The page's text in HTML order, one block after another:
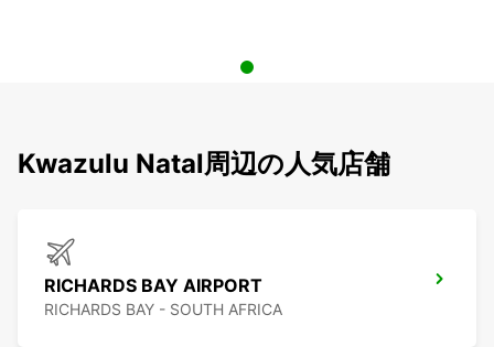
Kwazulu Natal周辺の人気店舗
RICHARDS BAY AIRPORT
RICHARDS BAY - SOUTH AFRICA